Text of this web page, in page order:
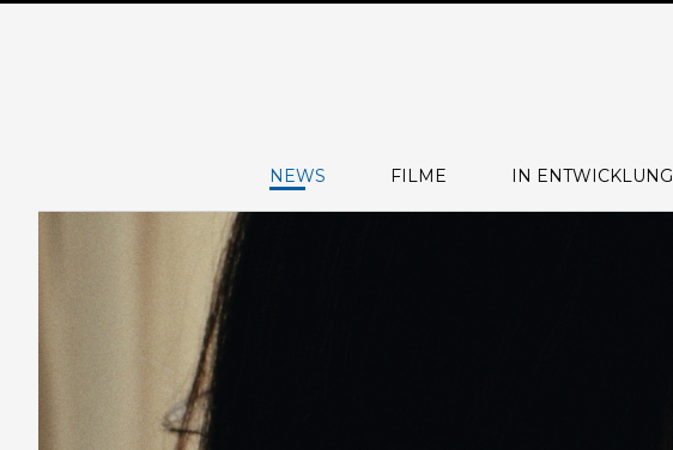
NEWS FILME IN ENTWICKLUNG